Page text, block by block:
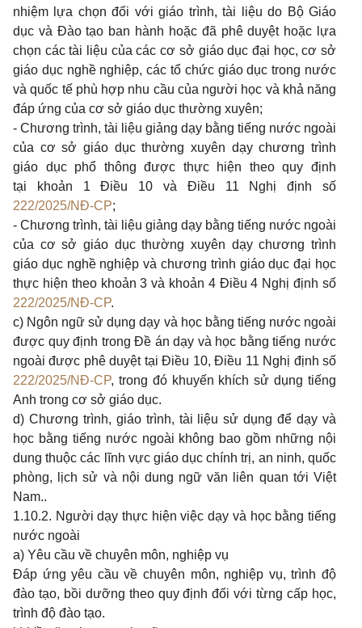
nhiệm lựa chọn đối với giáo trình, tài liệu do Bộ Giáo
dục và Đào tạo ban hành hoặc đã phê duyệt hoặc lựa
chọn các tài liệu của các cơ sở giáo dục đại học, cơ sở
giáo dục nghề nghiệp, các tổ chức giáo dục trong nước
và quốc tế phù hợp nhu cầu của người học và khả năng
đáp ứng của cơ sở giáo dục thường xuyên;
- Chương trình, tài liệu giảng dạy bằng tiếng nước ngoài
của cơ sở giáo dục thường xuyên dạy chương trình
giáo dục phổ thông được thực hiện theo quy định
tại khoản 1 Điều 10 và Điều 11 Nghị định số
222/2025/NĐ-CP;
- Chương trình, tài liệu giảng dạy bằng tiếng nước ngoài
của cơ sở giáo dục thường xuyên dạy chương trình
giáo dục nghề nghiệp và chương trình giáo dục đại học
thực hiện theo khoản 3 và khoản 4 Điều 4 Nghị định số
222/2025/NĐ-CP.
c) Ngôn ngữ sử dụng dạy và học bằng tiếng nước ngoài
được quy định trong Đề án dạy và học bằng tiếng nước
ngoài được phê duyệt tại Điều 10, Điều 11 Nghị định số
222/2025/NĐ-CP, trong đó khuyến khích sử dụng tiếng
Anh trong cơ sở giáo dục.
d) Chương trình, giáo trình, tài liệu sử dụng để dạy và
học bằng tiếng nước ngoài không bao gồm những nội
dung thuộc các lĩnh vực giáo dục chính trị, an ninh, quốc
phòng, lịch sử và nội dung ngữ văn liên quan tới Việt
Nam..
1.10.2. Người dạy thực hiện việc dạy và học bằng tiếng
nước ngoài
a) Yêu cầu về chuyên môn, nghiệp vụ
Đáp ứng yêu cầu về chuyên môn, nghiệp vụ, trình độ
đào tạo, bồi dưỡng theo quy định đối với từng cấp học,
trình độ đào tạo.